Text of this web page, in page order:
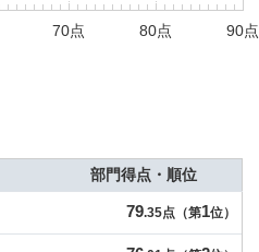
70点 80点 90点
部門得点・順位
79.35点（第1位）